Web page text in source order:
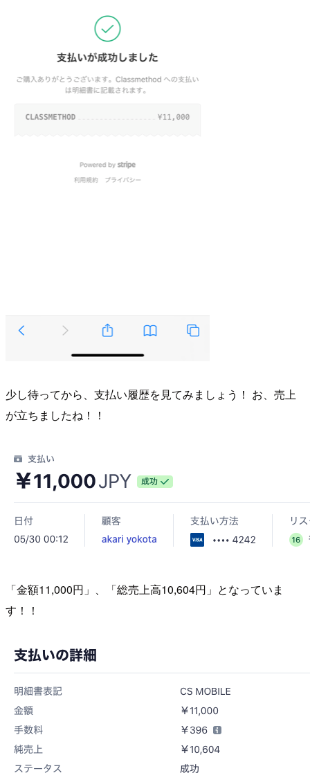
少し待ってから、支払い履歴を見てみましょう！ お、売上
が立ちましたね！！
「金額11,000円」、「総売上高10,604円」となっていま
す！！